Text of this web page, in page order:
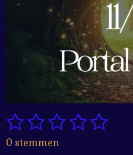
R
a
t
1
s
2
s
3
s
4 5
S
0 stemmen